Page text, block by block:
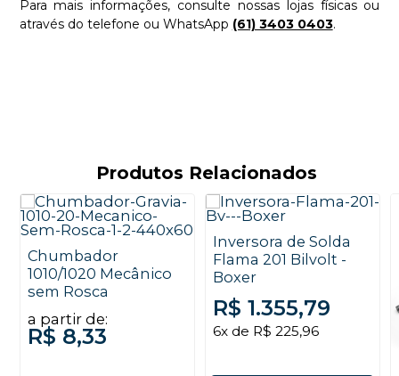
Para mais informações, consulte nossas lojas físicas ou
através do telefone ou WhatsApp (61) 3403 0403.
Produtos Relacionados
Chumbador
1010/1020 Mecânico
sem Rosca
a partir de:
R$ 8,33
Inversora de Solda
Flama 201 Bilvolt -
Boxer
R$ 1.355,79
6x de R$ 225,96